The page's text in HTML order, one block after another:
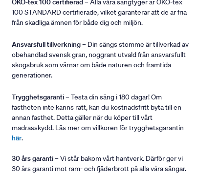
ÖKO-tex 100 certifierad– Alla våra sängtyger är ÖKO-tex
100 STANDARD certifierade, vilket garanterar att de är fria
från skadliga ämnen för både dig och miljön.
Ansvarsfull tillverkning– Din sängs stomme är tillverkad av
obehandlad svensk gran, noggrant utvald från ansvarsfullt
skogsbruk som värnar om både naturen och framtida
generationer.
Trygghetsgaranti– Testa din säng i 180 dagar! Om
fastheten inte känns rätt, kan du kostnadsfritt byta till en
annan fasthet. Detta gäller när du köper till vårt
madrasskydd. Läs mer om villkoren för trygghetsgarantin
här.
30 års garanti– Vi står bakom vårt hantverk. Därför ger vi
30 års garanti mot ram- och fjäderbrott på alla våra sängar.